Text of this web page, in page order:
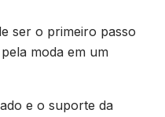
ser o primeiro passo
moda em um
e o suporte da